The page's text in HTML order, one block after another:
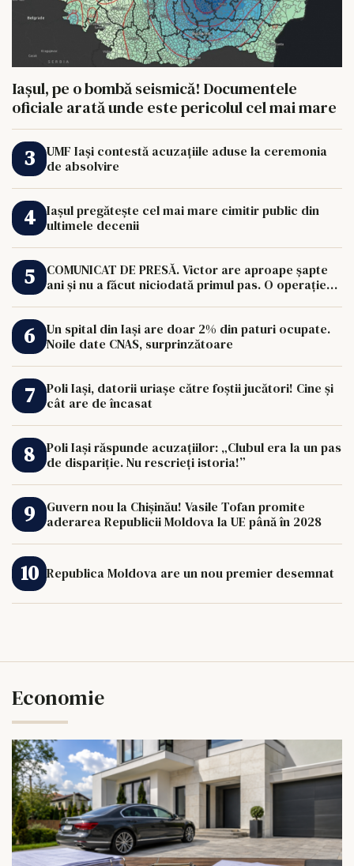
Iașul, pe o bombă seismică! Documentele
oficiale arată unde este pericolul cel mai mare
UMF Iași contestă acuzațiile aduse la ceremonia
de absolvire
Iașul pregătește cel mai mare cimitir public din
ultimele decenii
COMUNICAT DE PRESĂ. Victor are aproape șapte
ani și nu a făcut niciodată primul pas. O operație
Un spital din Iași are doar 2% din paturi ocupate.
Noile date CNAS, surprinzătoare
Poli Iași, datorii uriașe către foștii jucători! Cine și
cât are de încasat
Poli Iași răspunde acuzațiilor: „Clubul era la un pas
de dispariție. Nu rescrieți istoria!”
Guvern nou la Chișinău! Vasile Tofan promite
aderarea Republicii Moldova la UE până în 2028
Republica Moldova are un nou premier desemnat
Economie